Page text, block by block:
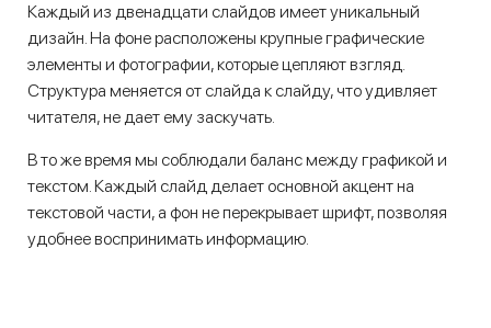
Каждый из двенадцати слайдов имеет уникальный
дизайн. На фоне расположены крупные графические
элементы и фотографии, которые цепляют взгляд.
Структура меняется от слайда к слайду, что удивляет
читателя, не дает ему заскучать.
В то же время мы соблюдали баланс между графикой и
текстом. Каждый слайд делает основной акцент на
текстовой части, а фон не перекрывает шрифт, позволяя
удобнее воспринимать информацию.